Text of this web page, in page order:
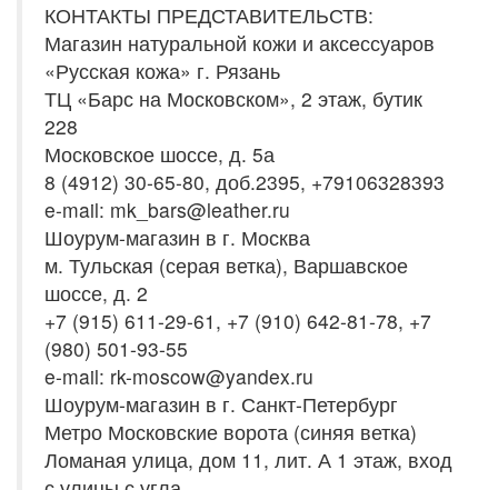
КОНТАКТЫ ПРЕДСТАВИТЕЛЬСТВ:
Магазин натуральной кожи и аксессуаров
«Русская кожа» г. Рязань
ТЦ «Барс на Московском», 2 этаж, бутик
228
Московское шоссе, д. 5а
8 (4912) 30-65-80, доб.2395, +79106328393
e-mail: mk_bars@leather.ru
Шоурум-магазин в г. Москва
м. Тульская (серая ветка), Варшавское
шоссе, д. 2
+7 (915) 611-29-61, +7 (910) 642-81-78, +7
(980) 501-93-55
e-mail: rk-moscow@yandex.ru
Шоурум-магазин в г. Санкт-Петербург
Метро Московские ворота (синяя ветка)
Ломаная улица, дом 11, лит. А 1 этаж, вход